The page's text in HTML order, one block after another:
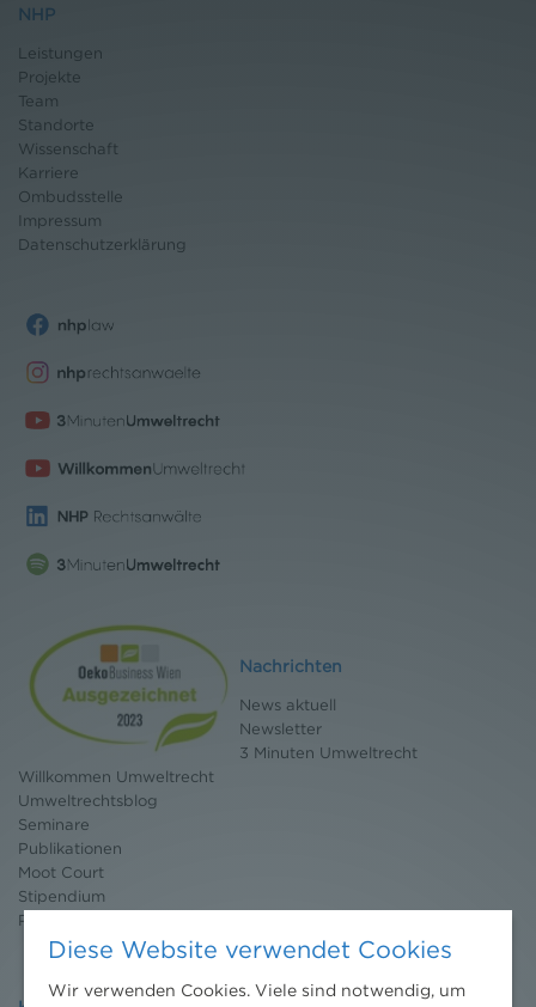
NHP
Leistungen
Projekte
Team
Standorte
Wissenschaft
Karriere
Ombudsstelle
Impressum
Datenschutzerklärung
Nachrichten
News aktuell
Newsletter
3 Minuten Umweltrecht
Willkommen Umweltrecht
Umweltrechtsblog
Seminare
Publikationen
Moot Court
Stipendium
Pressebereich
Diese Website verwendet Cookies
Wir verwenden Cookies. Viele sind notwendig, um